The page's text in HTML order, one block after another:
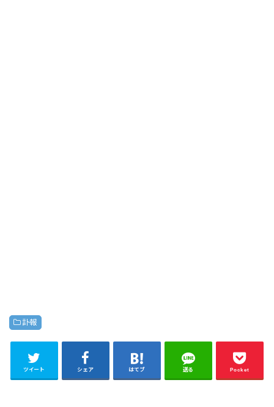
訃報
ツイート シェア はてブ 送る Pocket